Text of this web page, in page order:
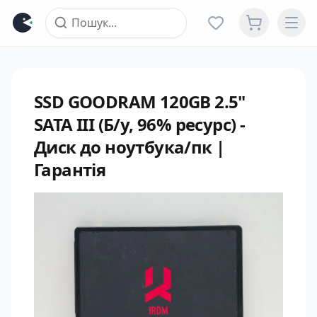
SSD GOODRAM 120GB 2.5"
SATA III (Б/у, 96% ресурс) -
Диск до ноутбука/пк |
Гарантія